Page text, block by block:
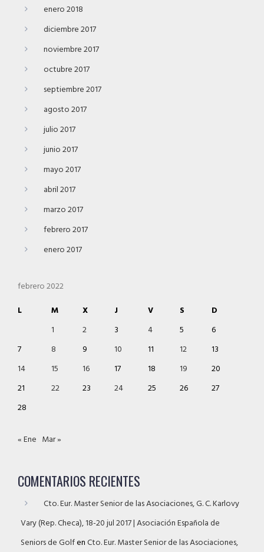
enero 2018
diciembre 2017
noviembre 2017
octubre 2017
septiembre 2017
agosto 2017
julio 2017
junio 2017
mayo 2017
abril 2017
marzo 2017
febrero 2017
enero 2017
febrero 2022
L
M X J V S
D
1
2 3 4 5
6
7
8 9 10 11 12
13
14
15 16 17 18 19
20
21
22 23 24 25 26
27
28
« Ene Mar »
COMENTARIOS RECIENTES
Cto. Eur. Master Senior de las Asociaciones, G. C. Karlovy
Vary (Rep. Checa), 18-20 jul 2017 | Asociación Española de
Seniors de GolfenCto. Eur. Master Senior de las Asociaciones,